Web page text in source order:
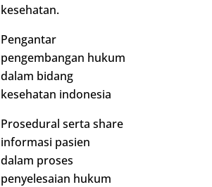
kesehatan.
Pengantar
pengembangan hukum
dalam bidang
kesehatan indonesia
Prosedural serta share
informasi pasien
dalam proses
penyelesaian hukum